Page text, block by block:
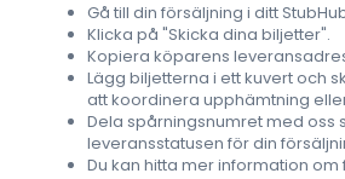
Gå till din försäljning i ditt
Klicka på "Skicka dina biljetter".
Kopiera köparens
Lägg biljetterna i ett kuvert och
att koordinera upphämtning
Dela spårningsnumret med
leveransstatusen för din
Du kan hitta mer information